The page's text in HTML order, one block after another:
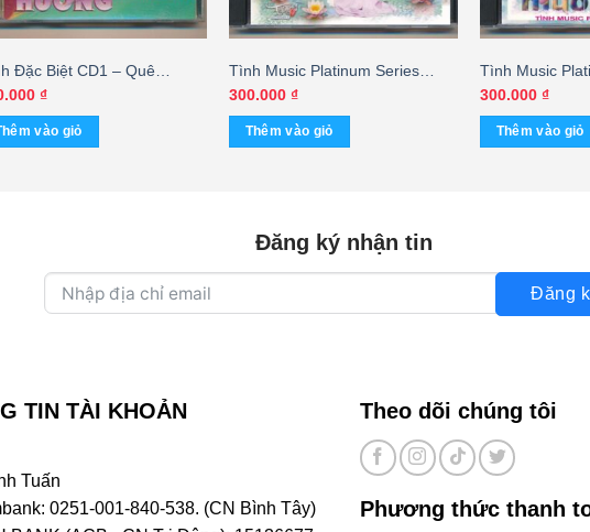
Đặc Biệt CD1 – Quê
1 – Như Lục Bình Trôi
₫
vào giỏ
Tình Music Platinum Series
CD05 – Năm 17 Tuổi
300.000 ₫
Thêm vào giỏ
Tình Music
CD19 – Tình
Minh Tuyết –
300.000 ₫
Thêm vào giỏ
Đăng ký nhận tin
Đăng
TIN TÀI KHOẢN
Tuấn
0251-001-840-538. (CN Bình Tây)
Theo dõi chúng tôi
Phương thức thanh